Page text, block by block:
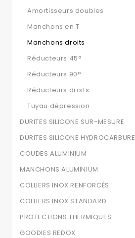
Amortisseurs doubles
Manchons en T
Manchons droits
Réducteurs 45°
Réducteurs 90°
Réducteurs droits
Tuyau dépression
DURITES SILICONE SUR-MESURE
DURITES SILICONE HYDROCARBURE
COUDES ALUMINIUM
MANCHONS ALUMINIUM
COLLIERS INOX RENFORCÉS
COLLIERS INOX STANDARD
PROTECTIONS THERMIQUES
GOODIES REDOX